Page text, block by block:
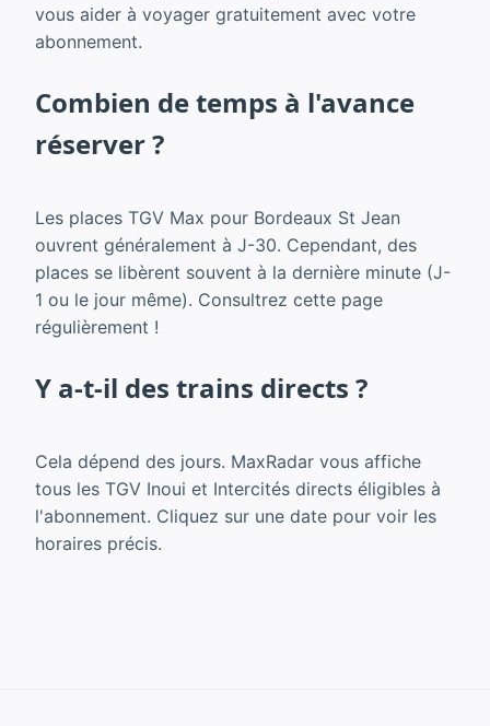
vous aider à voyager gratuitement avec votre
abonnement.
Combien de temps à l'avance
réserver ?
Les places TGV Max pour Bordeaux St Jean
ouvrent généralement à J-30. Cependant, des
places se libèrent souvent à la dernière minute (J-
1 ou le jour même). Consultrez cette page
régulièrement !
Y a-t-il des trains directs ?
Cela dépend des jours. MaxRadar vous affiche
tous les TGV Inoui et Intercités directs éligibles à
l'abonnement. Cliquez sur une date pour voir les
horaires précis.